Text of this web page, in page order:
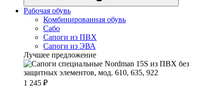
Рабочая обувь
Комбинированная обувь
Сабо
Сапоги из ПВХ
Сапоги из ЭВА
Лучшее предложение
1 245 ₽